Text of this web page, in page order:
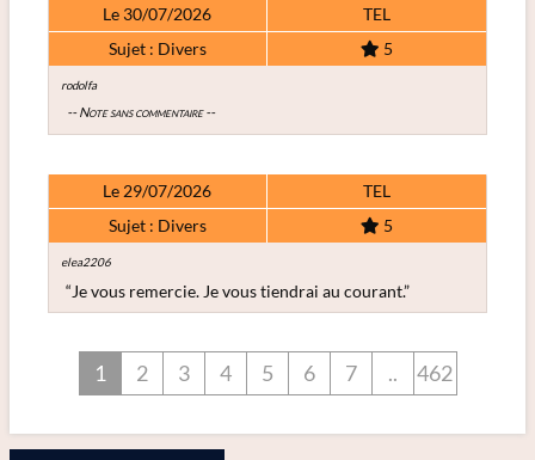
Le 30/07/2026
TEL
Sujet : Divers
5
rodolfa
-- Note sans commentaire --
Le 29/07/2026
TEL
Sujet : Divers
5
elea2206
“Je vous remercie. Je vous tiendrai au courant.”
1 2 3 4 5 6 7 .. 462